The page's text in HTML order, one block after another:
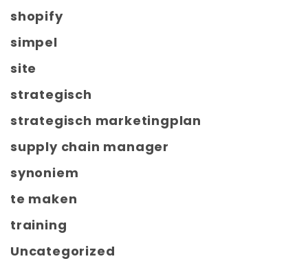
shopify
simpel
site
strategisch
strategisch marketingplan
supply chain manager
synoniem
te maken
training
Uncategorized